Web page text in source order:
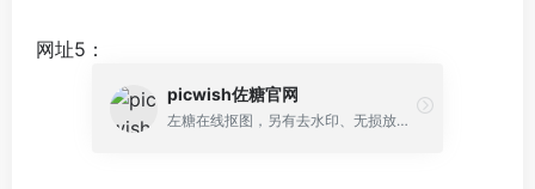
网址5：
picwish佐糖官网
左糖在线抠图，另有去水印、无损放大等